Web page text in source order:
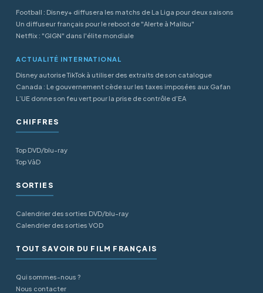
Football : Disney+ diffusera les matchs de La Liga pour deux saisons
Un diffuseur français pour le reboot de "Alerte à Malibu"
Netflix : "GIGN" dans l'élite mondiale
ACTUALITÉ INTERNATIONAL
Disney autorise TikTok à utiliser des extraits de son catalogue
Canada : Le gouvernement cède sur les taxes imposées aux Gafan
L’UE donne son feu vert pour la prise de contrôle d’EA
CHIFFRES
Top DVD/blu-ray
Top VàD
SORTIES
Calendrier des sorties DVD/blu-ray
Calendrier des sorties VOD
TOUT SAVOIR DU FILM FRANÇAIS
Qui sommes-nous ?
Nous contacter